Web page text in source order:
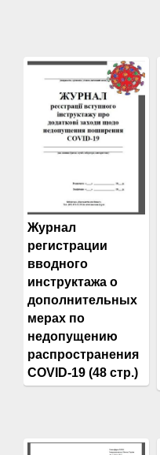
Журнал
регистрации
вводного
инструктажа о
дополнительных
мерах по
недопущению
распространения
COVID-19 (48 стр.)